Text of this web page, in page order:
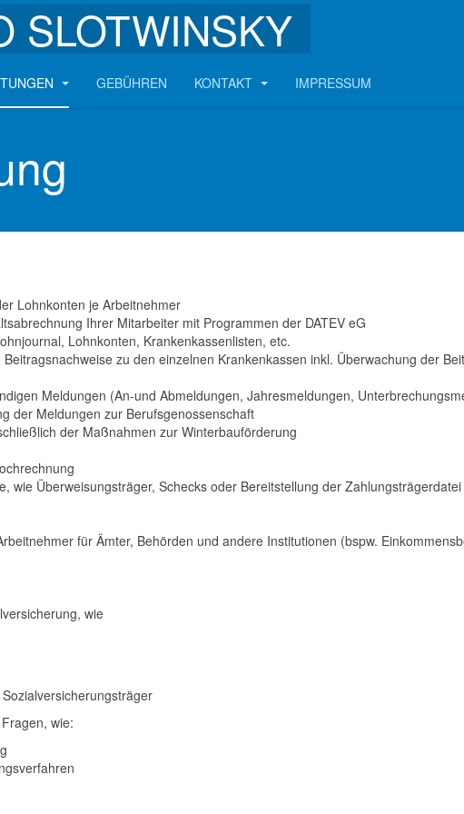
SLOTWINSKY
GEBÜHREN KONTAKT IMPRESSUM
Lohnkonten je Arbeitnehmer
Ihrer Mitarbeiter mit Programmen der DATEV eG
Lohnkonten, Krankenkassenlisten, etc.
zu den einzelnen Krankenkassen inkl. Überwachung der
Meldungen (An-und Abmeldungen, Jahresmeldungen,
der Meldungen zur Berufsgenossenschaft
der Maßnahmen zur Winterbauförderung
wie Überweisungsträger, Schecks oder Bereitstellung der Zahlungsträgerdatei
für Ämter, Behörden und andere Institutionen (bspw.
wie
wie: